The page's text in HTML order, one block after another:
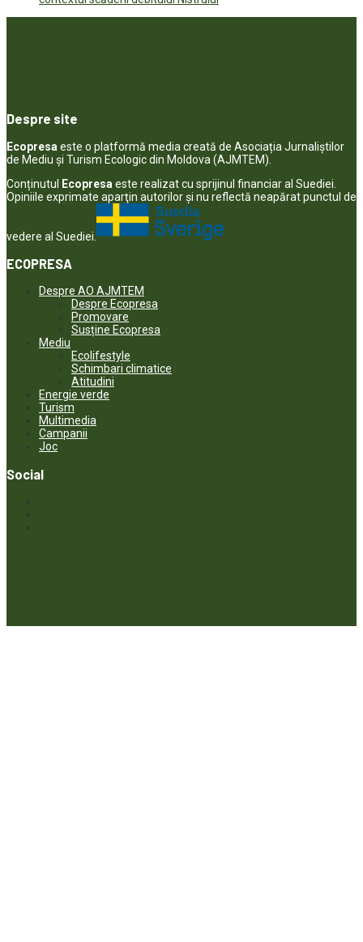
Despre site
Ecopresa este o platformă media creată de Asociația Jurnaliștilor
de Mediu și Turism Ecologic din Moldova (AJMTEM).
Conținutul Ecopresa este realizat cu sprijinul financiar al Suediei.
Opiniile exprimate aparţin autorilor şi nu reflectă neapărat punctul de
vedere al Suediei.
ECOPRESA
Despre AO AJMTEM
Despre Ecopresa
Promovare
Susține Ecopresa
Mediu
Ecolifestyle
Schimbari climatice
Atitudini
Energie verde
Turism
Multimedia
Campanii
Joc
Social